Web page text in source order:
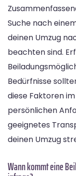
Suche nach
deinen Umzug
beachten sind.
Bedürfnisse
diese Faktoren
persönlichen
geeignetes
deinen Umzug
Wann kommt eine